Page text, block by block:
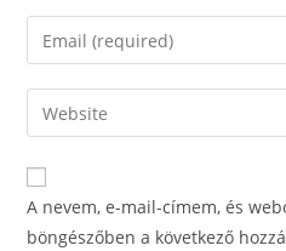
name
comment
Enter
your
email
address
comment
Enter
your
website
URL
A nevem, e-mail-címem, és
böngészőben a következő